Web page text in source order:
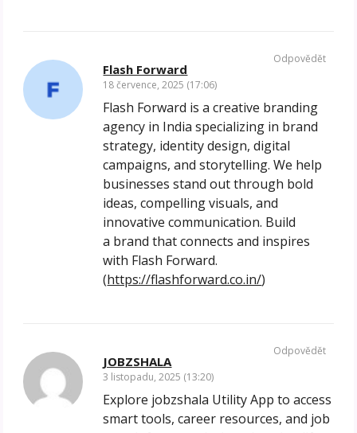
Flash Forward
18 července, 2025 (17:06)
Flash Forward is a creative branding
agency in India specializing in brand
strategy, identity design, digital
campaigns, and storytelling. We help
businesses stand out through bold
ideas, compelling visuals, and
innovative communication. Build
a brand that connects and inspires
with Flash Forward.
(https://flashforward.co.in/)
Odpovědět
JOBZSHALA
3 listopadu, 2025 (13:20)
Explore jobzshala Utility App to access
smart tools, career resources, and job
Odpovědět